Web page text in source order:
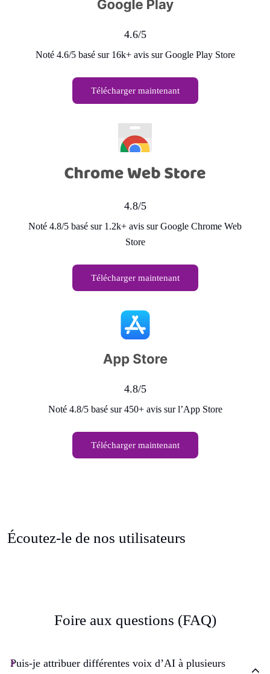
4.6/5
Noté 4.6/5 basé sur 16k+ avis sur Google Play Store
Télécharger maintenant
4.8/5
Noté 4.8/5 basé sur 1.2k+ avis sur Google Chrome Web
Store
Télécharger maintenant
4.8/5
Noté 4.8/5 basé sur 450+ avis sur l’App Store
Télécharger maintenant
Écoutez-le de nos utilisateurs
Foire aux questions (FAQ)
Puis-je attribuer différentes voix d’AI à plusieurs